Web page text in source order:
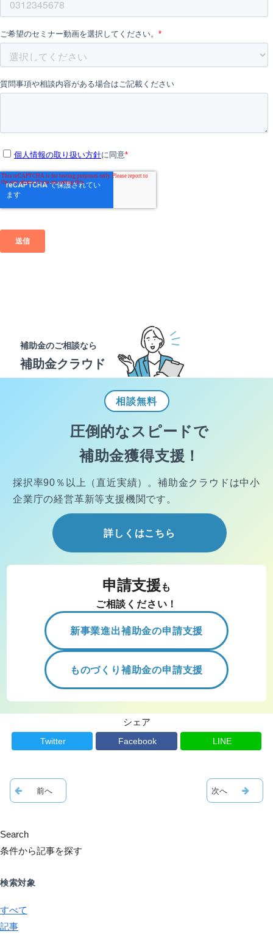
補助金のご相談なら
補助金クラウド
相談無料
圧倒的なスピードで
補助金獲得支援！
採択率90％以上（直近実績）。 補助金クラウドは中小
企業庁の経営革新等支援機関です。
詳しくはこちら
申請支援 も
ご相談ください！
新事業進出補助金の申請支援
ものづくり補助金の申請支援
シェア
Twitter Facebook LINE
Search
条件から記事を探す
検索対象
すべて
記事